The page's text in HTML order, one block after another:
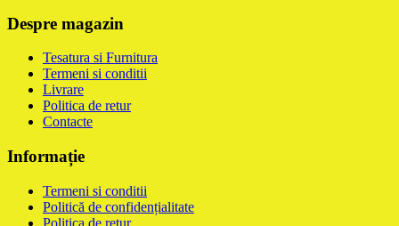
Despre magazin
Tesatura si Furnitura
Termeni si conditii
Livrare
Politica de retur
Contacte
Informație
Termeni si conditii
Politică de confidențialitate
Politica de retur